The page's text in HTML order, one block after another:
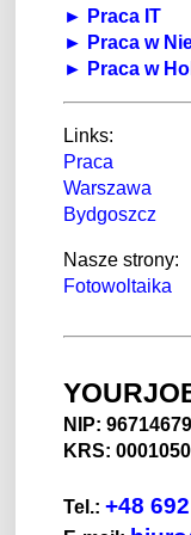
► Praca IT
► Praca w
► Praca w
Links:
Praca
Warszawa
Bydgoszcz
Nasze strony:
Fotowoltaika
NIP:
KRS:
Tel.: +48